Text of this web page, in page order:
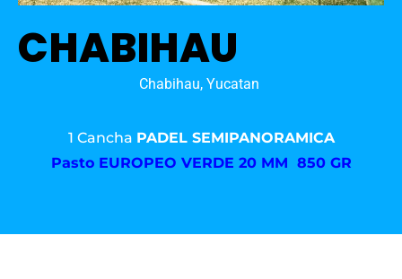
CHABIHAU
Chabihau, Yucatan
1 Cancha PADEL SEMIPANORAMICA
Pasto EUROPEO VERDE 20 MM 850 GR